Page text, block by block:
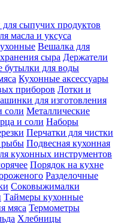
для сыпучих продуктов
масла и уксуса
Вешалка для
сыра Держатели
бутылки для воды
Кухонные аксессуары
приборов Лотки и
для изготовления
соли Металлические
и соли Наборы
Перчатки для чистки
рыбы Подвесная кухонная
кухонных инструментов
Порядок на кухне
Разделочные
Соковыжималки
Таймеры кухонные
мяса Термометры
Хлебницы